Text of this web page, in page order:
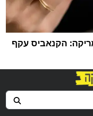
הקנאביס עקף